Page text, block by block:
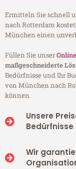
Ermitteln Sie schnell
nach Rotterdam
München einen
Füllen Sie unser
maßgeschneiderte
Bedürfnisse und Ihr
von München nach
können.
Unsere
Wir